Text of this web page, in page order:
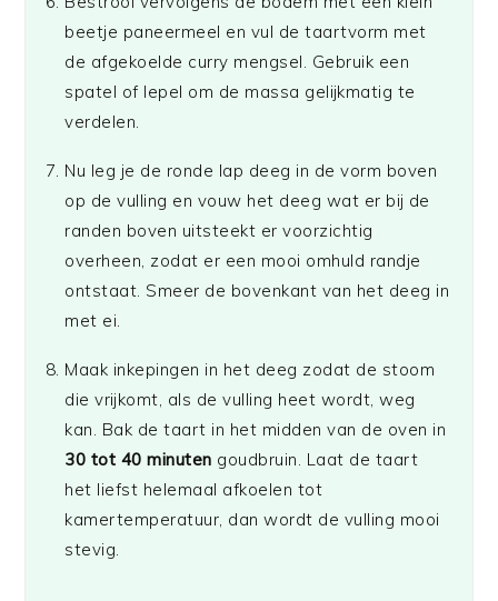
beetje paneermeel en vul de taartvorm met
de afgekoelde curry mengsel. Gebruik een
spatel of lepel om de massa gelijkmatig te
verdelen.
Nu leg je de ronde lap deeg in de vorm boven
op de vulling en vouw het deeg wat er bij de
randen boven uitsteekt er voorzichtig
overheen, zodat er een mooi omhuld randje
ontstaat. Smeer de bovenkant van het deeg in
met ei.
Maak inkepingen in het deeg zodat de stoom
die vrijkomt, als de vulling heet wordt, weg
kan. Bak de taart in het midden van de oven in
30 tot 40minuten goudbruin. Laat de taart
het liefst helemaal afkoelen tot
kamertemperatuur, dan wordt de vulling mooi
stevig.